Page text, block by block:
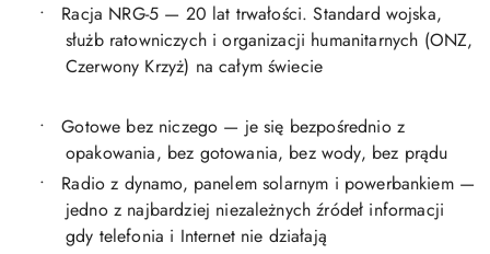
•
Racja NRG-5 — 20 lat trwałości. Standard wojska,
służb ratowniczych i organizacji humanitarnych (ONZ,
Czerwony Krzyż) na całym świecie
•
Gotowe bez niczego — je się bezpośrednio z
opakowania, bez gotowania, bez wody, bez prądu
•
Radio z dynamo, panelem solarnym i powerbankiem —
jedno z najbardziej niezależnych źródeł informacji
gdy telefonia i Internet nie działają